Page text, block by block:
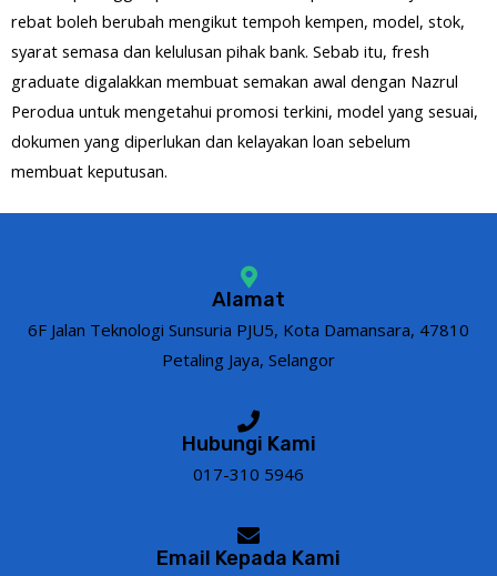
rebat boleh berubah mengikut tempoh kempen, model, stok,
syarat semasa dan kelulusan pihak bank. Sebab itu, fresh
graduate digalakkan membuat semakan awal dengan Nazrul
Perodua untuk mengetahui promosi terkini, model yang sesuai,
dokumen yang diperlukan dan kelayakan loan sebelum
membuat keputusan.
Alamat
6F Jalan Teknologi Sunsuria PJU5, Kota Damansara, 47810
Petaling Jaya, Selangor
Hubungi Kami
017-310 5946
Email Kepada Kami